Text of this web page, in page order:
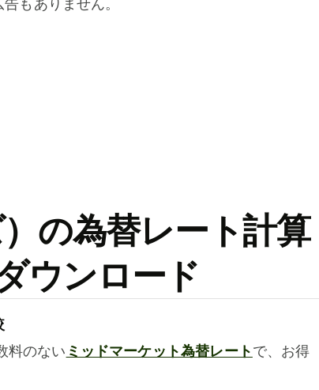
もありません。
の為替レート計算
ウンロード
料のない ミッドマーケット為替レートで、お得